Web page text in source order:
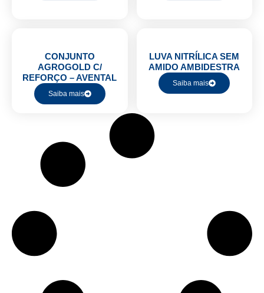
CONJUNTO
AGROGOLD C/
REFORÇO – AVENTAL
Saiba mais
LUVA NITRÍLICA SEM
AMIDO AMBIDESTRA
Saiba mais